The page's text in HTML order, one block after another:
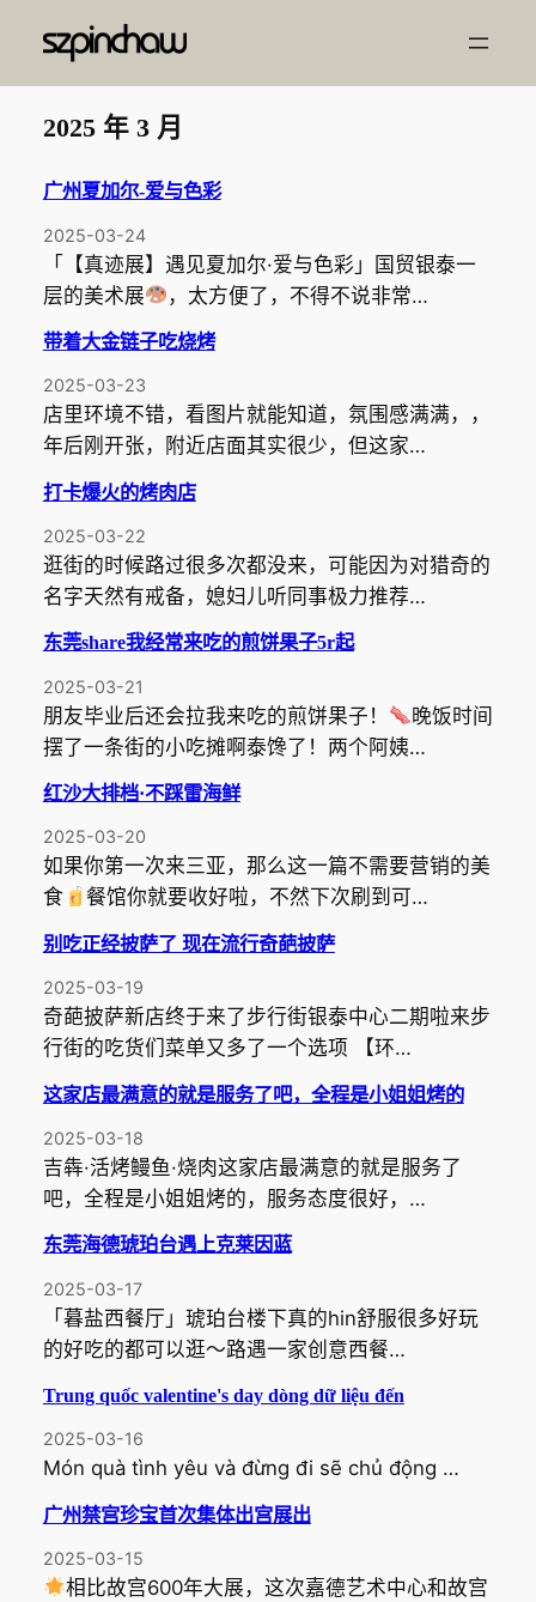
2025 年 3 月
广州夏加尔-爱与色彩
2025-03-24
「【真迹展】遇见夏加尔·爱与色彩」国贸银泰一
层的美术展
，太方便了，不得不说非常…
带着大金链子吃烧烤
2025-03-23
店里环境不错，看图片就能知道，氛围感满满，，
年后刚开张，附近店面其实很少，但这家…
打卡爆火的烤肉店
2025-03-22
逛街的时候路过很多次都没来，可能因为对猎奇的
名字天然有戒备，媳妇儿听同事极力推荐…
东莞share我经常来吃的煎饼果子5r起
2025-03-21
朋友毕业后还会拉我来吃的煎饼果子！
晚饭时间
摆了一条街的小吃摊啊泰馋了！两个阿姨…
红沙大排档·不踩雷海鲜
2025-03-20
如果你第一次来三亚，那么这一篇不需要营销的美
食
餐馆你就要收好啦，不然下次刷到可…
别吃正经披萨了 现在流行奇葩披萨
2025-03-19
奇葩披萨新店终于来了步行街银泰中心二期啦来步
行街的吃货们菜单又多了一个选项 【环…
这家店最满意的就是服务了吧，全程是小姐姐烤的
2025-03-18
吉犇·活烤鳗鱼·烧肉这家店最满意的就是服务了
吧，全程是小姐姐烤的，服务态度很好，…
东莞海德琥珀台遇上克莱因蓝
2025-03-17
「暮盐西餐厅」琥珀台楼下真的hin舒服很多好玩
的好吃的都可以逛～路遇一家创意西餐…
Trung quốc valentine's day dòng dữ liệu đến
2025-03-16
Món quà tình yêu và đừng đi sẽ chủ động …
广州禁宫珍宝首次集体出宫展出
2025-03-15
相比故宫600年大展，这次嘉德艺术中心和故宫